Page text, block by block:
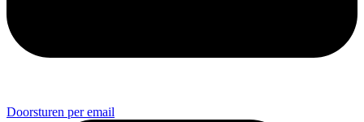
Doorsturen per email